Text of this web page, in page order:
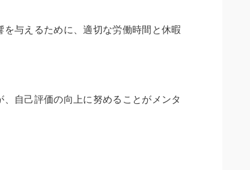
与えるために、適切な労働時間と休暇
自己評価の向上に努めることがメンタ